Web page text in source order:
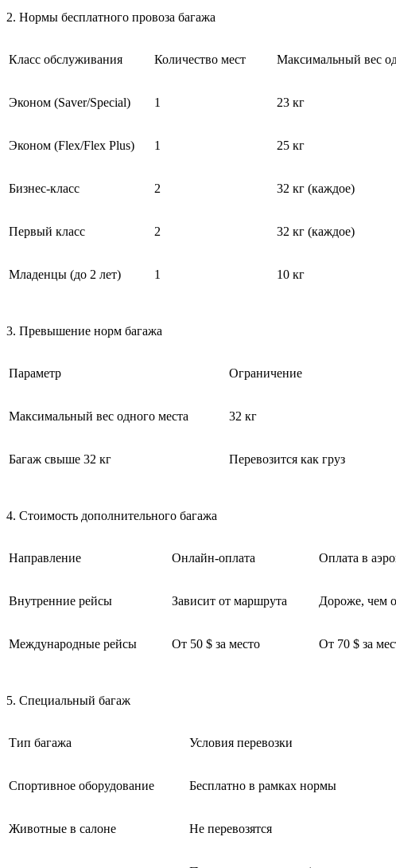
2. Нормы бесплатного провоза багажа
Класс обслуживания Количество мест Максимальный вес
Эконом (Saver/Special) 1 23 кг
Эконом (Flex/Flex Plus) 1 25 кг
Бизнес-класс 2 32 кг (каждое)
Первый класс 2 32 кг (каждое)
Младенцы (до 2 лет) 1 10 кг
3. Превышение норм багажа
Параметр Ограничение
Максимальный вес одного места 32 кг
Багаж свыше 32 кг Перевозится как груз
4. Стоимость дополнительного багажа
Направление Онлайн-оплата Оплата в
Внутренние рейсы Зависит от маршрута Дороже, чем
Международные рейсы От 50 $ за место От 70 $ за
5. Специальный багаж
Тип багажа Условия перевозки
Спортивное оборудование Бесплатно в рамках нормы
Животные в салоне Не перевозятся